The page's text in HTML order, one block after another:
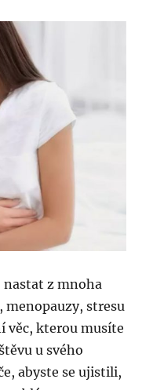
nastat z mnoha
stresu
věc, kterou musíte
u svého
abyste se ujistili,